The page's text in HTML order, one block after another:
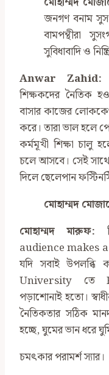
জনগণ বনাম
বামপন্থীরা
সুবিধাবাদি ও
Anwar Zahid:
শিক্ষকদের নৈতিক
বাসার কাজের
করে। তারা ভাল হলে
কর্মমূখী শিক্ষা চালু
চলে আসবে। সেই সাথে
দিলে ছেলেপান
মোহাম্মদ
মোহাম্মদ মারুফ:
audience makes a
যদি সবাই উপলব্ধি
University তে
পড়াশোনাই হতো।
নৈতিকতার সঠিক
হচ্ছে, ঘুমের ভান ধরে
চমৎকার পরামর্শ স্যার।